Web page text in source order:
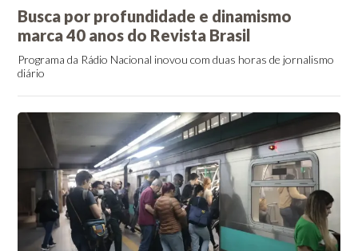
Busca por profundidade e dinamismo
marca 40 anos do Revista Brasil
Programa da Rádio Nacional inovou com duas horas de jornalismo
diário